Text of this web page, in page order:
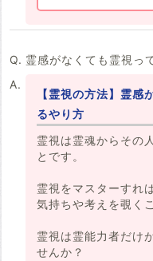
霊感がなくても霊視っ
【霊視の方法】霊感
るやり方
霊視は霊魂からその
とです。
霊視をマスターすれ
気持ちや考えを覗く
霊視は霊能力者だけ
せんか？